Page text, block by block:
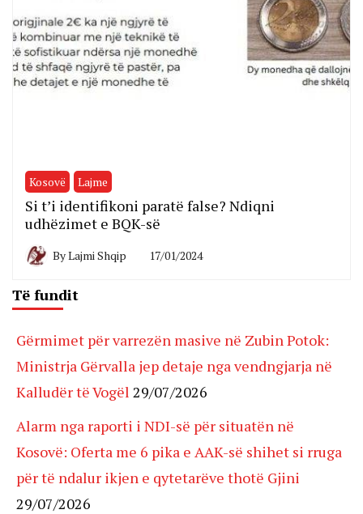
Kosovë Lajme
Si t’i identifikoni paratë false? Ndiqni
udhëzimet e BQK-së
ByLajmi Shqip 17/01/2024
Të fundit
Gërmimet për varrezën masive në Zubin Potok:
Ministrja Gërvalla jep detaje nga vendngjarja në
Kalludër të Vogël 29/07/2026
Alarm nga raporti i NDI-së për situatën në
Kosovë: Oferta me 6 pika e AAK-së shihet si rruga
për të ndalur ikjen e qytetarëve thotë Gjini
29/07/2026